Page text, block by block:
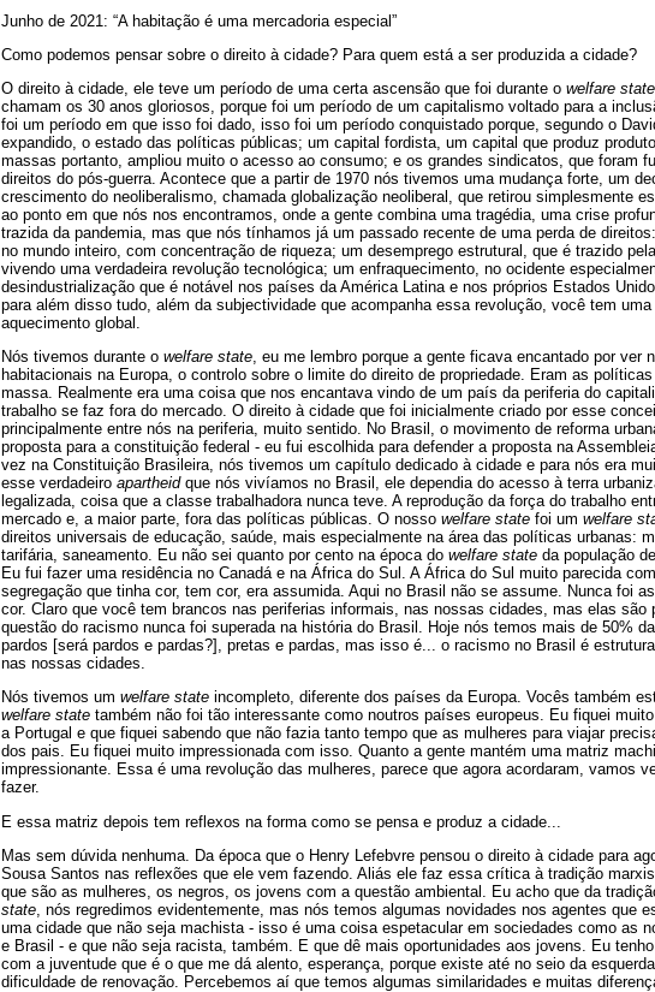
Junho de 2021: “A habitação é uma mercadoria especial”
Como podemos pensar sobre o direito à cidade? Para quem está a ser produzida a cidade?
O direito à cidade, ele teve um período de uma certa ascensão que foi durante o welfare state
chamam os 30 anos gloriosos, porque foi um período de um capitalismo voltado para a
foi um período em que isso foi dado, isso foi um período conquistado porque, segundo o
expandido, o estado das políticas públicas; um capital fordista, um capital que produz
massas portanto, ampliou muito o acesso ao consumo; e os grandes sindicatos, que foram
direitos do pós-guerra. Acontece que a partir de 1970 nós tivemos uma mudança forte, um
crescimento do neoliberalismo, chamada globalização neoliberal, que retirou simplesmente
ao ponto em que nós nos encontramos, onde a gente combina uma tragédia, uma crise
trazida da pandemia, mas que nós tínhamos já um passado recente de uma perda de
no mundo inteiro, com concentração de riqueza; um desemprego estrutural, que é trazido
vivendo uma verdadeira revolução tecnológica; um enfraquecimento, no ocidente
desindustrialização que é notável nos países da América Latina e nos próprios Estados
para além disso tudo, além da subjectividade que acompanha essa revolução, você tem
aquecimento global.
Nós tivemos durante o welfare state, eu me lembro porque a gente ficava encantado por ver
habitacionais na Europa, o controlo sobre o limite do direito de propriedade. Eram as
massa. Realmente era uma coisa que nos encantava vindo de um país da periferia do
trabalho se faz fora do mercado. O direito à cidade que foi inicialmente criado por esse
principalmente entre nós na periferia, muito sentido. No Brasil, o movimento de reforma
proposta para a constituição federal - eu fui escolhida para defender a proposta na
vez na Constituição Brasileira, nós tivemos um capítulo dedicado à cidade e para nós era
esse verdadeiro apartheidque nós vivíamos no Brasil, ele dependia do acesso à terra
legalizada, coisa que a classe trabalhadora nunca teve. A reprodução da força do trabalho
mercado e, a maior parte, fora das políticas públicas. O nosso welfare state foi um welfare
direitos universais de educação, saúde, mais especialmente na área das políticas urbanas:
tarifária, saneamento. Eu não sei quanto por cento na época do welfare state da população
Eu fui fazer uma residência no Canadá e na África do Sul. A África do Sul muito parecida
segregação que tinha cor, tem cor, era assumida. Aqui no Brasil não se assume. Nunca foi
cor. Claro que você tem brancos nas periferias informais, nas nossas cidades, mas elas são
questão do racismo nunca foi superada na história do Brasil. Hoje nós temos mais de 50%
pardos [será pardos e pardas?], pretas e pardas, mas isso é... o racismo no Brasil é
nas nossas cidades.
Nós tivemos um welfare state incompleto, diferente dos países da Europa. Vocês também
welfare state também não foi tão interessante como noutros países europeus. Eu fiquei
a Portugal e que fiquei sabendo que não fazia tanto tempo que as mulheres para viajar
dos pais. Eu fiquei muito impressionada com isso. Quanto a gente mantém uma matriz
impressionante. Essa é uma revolução das mulheres, parece que agora acordaram, vamos
fazer.
E essa matriz depois tem reflexos na forma como se pensa e produz a cidade...
Mas sem dúvida nenhuma. Da época que o Henry Lefebvre pensou o direito à cidade para
Sousa Santos nas reflexões que ele vem fazendo. Aliás ele faz essa crítica à tradição
que são as mulheres, os negros, os jovens com a questão ambiental. Eu acho que da
state , nós regredimos evidentemente, mas nós temos algumas novidades nos agentes que
uma cidade que não seja machista - isso é uma coisa espetacular em sociedades como as
e Brasil - e que não seja racista, também. E que dê mais oportunidades aos jovens. Eu
com a juventude que é o que me dá alento, esperança, porque existe até no seio da
dificuldade de renovação. Percebemos aí que temos algumas similaridades e muitas